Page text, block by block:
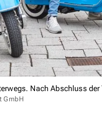
Nach Abschluss
GmbH